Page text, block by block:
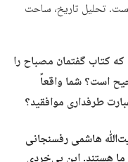
تحلیل تاریخ، ساحت
کتاب گفتمان مصباح را
است؟ شما واقعاً
طرفداری موافقید؟
هاشمی رفسنجانی